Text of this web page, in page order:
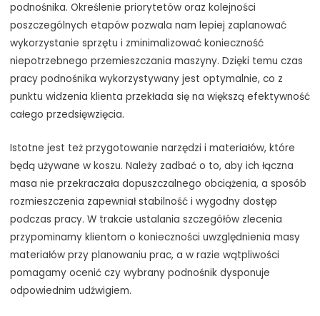
podnośnika. Określenie priorytetów oraz kolejności
poszczególnych etapów pozwala nam lepiej zaplanować
wykorzystanie sprzętu i zminimalizować konieczność
niepotrzebnego przemieszczania maszyny. Dzięki temu czas
pracy podnośnika wykorzystywany jest optymalnie, co z
punktu widzenia klienta przekłada się na większą efektywność
całego przedsięwzięcia.
Istotne jest też przygotowanie narzędzi i materiałów, które
będą używane w koszu. Należy zadbać o to, aby ich łączna
masa nie przekraczała dopuszczalnego obciążenia, a sposób
rozmieszczenia zapewniał stabilność i wygodny dostęp
podczas pracy. W trakcie ustalania szczegółów zlecenia
przypominamy klientom o konieczności uwzględnienia masy
materiałów przy planowaniu prac, a w razie wątpliwości
pomagamy ocenić czy wybrany podnośnik dysponuje
odpowiednim udźwigiem.